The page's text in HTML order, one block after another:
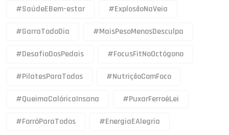
#SaúdeEBem-estar #ExplosãoNaVeia
#GarraTodoDia #MaisPesoMenosDesculpa
#DesafioDosPedais #FocusFitNoOctógono
#PilatesParaTodos #NutriçãoComFoco
#QueimaCalóricaInsana #PuxarFerroéLei
#ForróParaTodos #EnergiaEAlegria